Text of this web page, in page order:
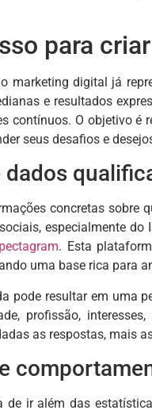
para
marketing digital já
e resultados
contínuos. O objetivo
seus desafios e
dados
concretas sobre
especialmente
. Esta
uma base rica para
pode resultar em uma
profissão,
as respostas, mais
de ir além das